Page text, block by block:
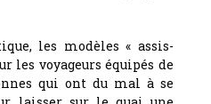
les modèles « assis-
les voyageurs équipés de
qui ont du mal à se